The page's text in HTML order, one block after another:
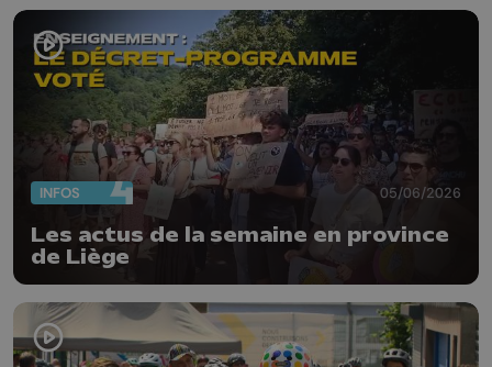
INFOS 05/06/2026
Les actus de la semaine en province
de Liège